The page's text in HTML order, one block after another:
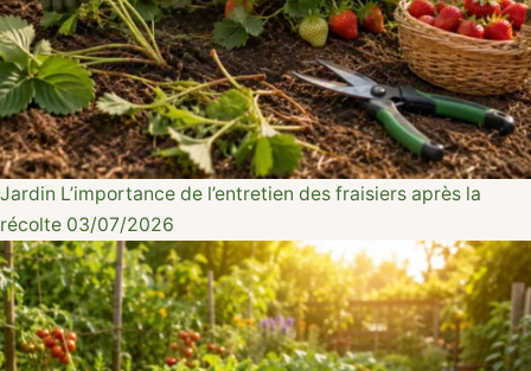
Jardin L’importance de l’entretien des fraisiers après la
récolte 03/07/2026